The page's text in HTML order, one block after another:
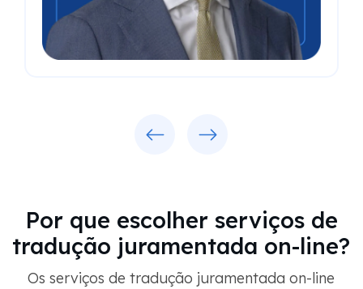
Por que escolher serviços de
tradução juramentada on-line?
Os serviços de tradução juramentada on-line